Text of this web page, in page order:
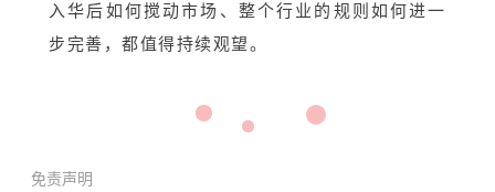
入华后如何搅动市场、整个行业的规则如何进一
步完善，都值得持续观望。
免责声明